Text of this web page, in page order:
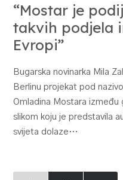
“Mostar je
takvih podjela
Evropi”
Bugarska novinarka Mila
Berlinu projekat pod
Omladina Mostara između
slikom koju je predstavila
svijeta dolaze…